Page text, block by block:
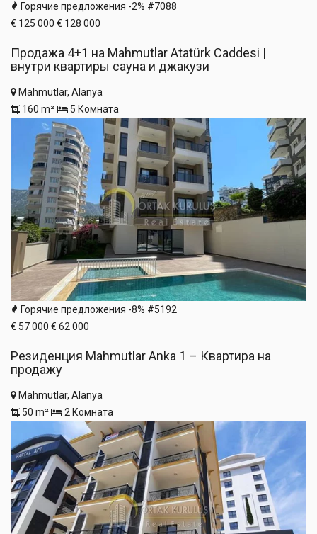
Горячие предложения -2% #7088
€ 125 000 € 128 000
Продажа 4+1 на Mahmutlar Atatürk Caddesi |
внутри квартиры сауна и джакузи
Mahmutlar, Alanya
160 m²
5 Комната
Горячие предложения -8% #5192
€ 57 000 € 62 000
Резиденция Mahmutlar Anka 1 – Квартира на
продажу
Mahmutlar, Alanya
50 m²
2 Комната